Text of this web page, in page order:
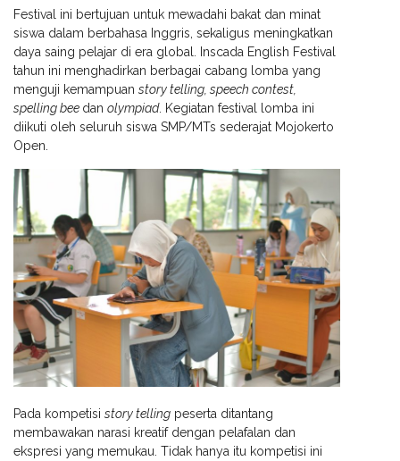
Festival ini bertujuan untuk mewadahi bakat dan minat
siswa dalam berbahasa Inggris, sekaligus meningkatkan
daya saing pelajar di era global. Inscada English Festival
tahun ini menghadirkan berbagai cabang lomba yang
menguji kemampuan story telling, speech contest,
spelling bee dan olympiad. Kegiatan festival lomba ini
diikuti oleh seluruh siswa SMP/MTs sederajat Mojokerto
Open.
Pada kompetisi story telling peserta ditantang
membawakan narasi kreatif dengan pelafalan dan
ekspresi yang memukau. Tidak hanya itu kompetisi ini